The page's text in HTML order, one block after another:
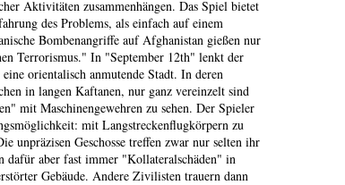
Aktivitäten zusammenhängen. Das Spiel bietet
des Problems, als einfach auf einem
Bombenangriffe auf Afghanistan gießen nur
Terrorismus." In "September 12th" lenkt der
orientalisch anmutende Stadt. In deren
in langen Kaftanen, nur ganz vereinzelt sind
mit Maschinengewehren zu sehen. Der Spieler
mit Langstreckenflugkörpern zu
unpräzisen Geschosse treffen zwar nur selten ihr
dafür aber fast immer "Kollateralschäden" in
Gebäude. Andere Zivilisten trauern dann